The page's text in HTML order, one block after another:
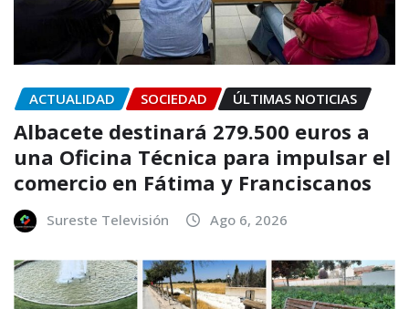
ACTUALIDAD SOCIEDAD ÚLTIMAS NOTICIAS
Albacete destinará 279.500 euros a
una Oficina Técnica para impulsar el
comercio en Fátima y Franciscanos
Sureste Televisión Ago 6, 2026